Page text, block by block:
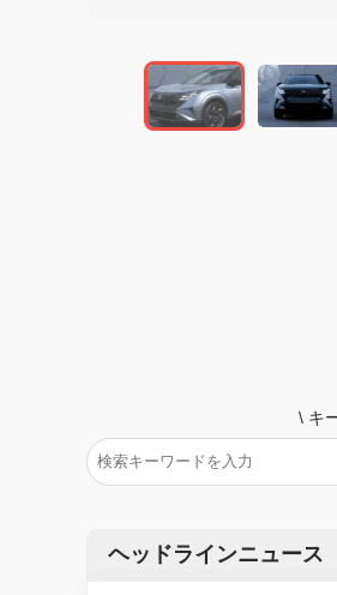
\ キ
ヘッドラインニュース